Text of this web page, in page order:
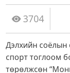
3704
Дэлхийн соёлын
спорт тоглоом
төрөлжсөн